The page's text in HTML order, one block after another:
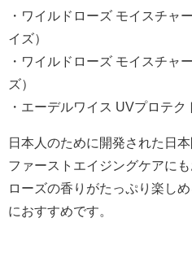
・ワイルドローズ モイスチャ
イズ）
・ワイルドローズ モイスチャ
ズ）
・エーデルワイス UVプロテク
日本人のために開発された日
ファーストエイジングケアにも
ローズの香りがたっぷり楽し
におすすめです。